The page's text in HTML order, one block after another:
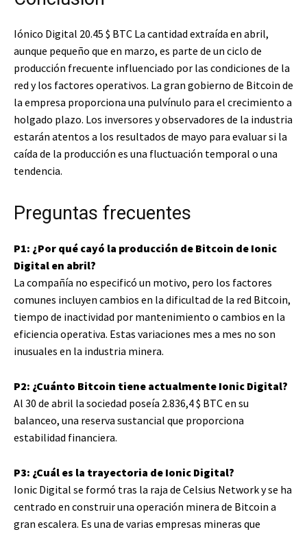
Iónico Digital 20.45 $ BTC La cantidad extraída en abril,
aunque pequeño que en marzo, es parte de un ciclo de
producción frecuente influenciado por las condiciones de la
red y los factores operativos. La gran gobierno de Bitcoin de
la empresa proporciona una pulvínulo para el crecimiento a
holgado plazo. Los inversores y observadores de la industria
estarán atentos a los resultados de mayo para evaluar si la
caída de la producción es una fluctuación temporal o una
tendencia.
Preguntas frecuentes
P1: ¿Por qué cayó la producción de Bitcoin de Ionic
Digital en abril?
La compañía no especificó un motivo, pero los factores
comunes incluyen cambios en la dificultad de la red Bitcoin,
tiempo de inactividad por mantenimiento o cambios en la
eficiencia operativa. Estas variaciones mes a mes no son
inusuales en la industria minera.
P2: ¿Cuánto Bitcoin tiene actualmente Ionic Digital?
Al 30 de abril la sociedad poseía 2.836,4$ BTCen su
balanceo, una reserva sustancial que proporciona
estabilidad financiera.
P3: ¿Cuál es la trayectoria de Ionic Digital?
Ionic Digital se formó tras la raja de Celsius Network y se ha
centrado en construir una operación minera de Bitcoin a
gran escalera. Es una de varias empresas mineras que